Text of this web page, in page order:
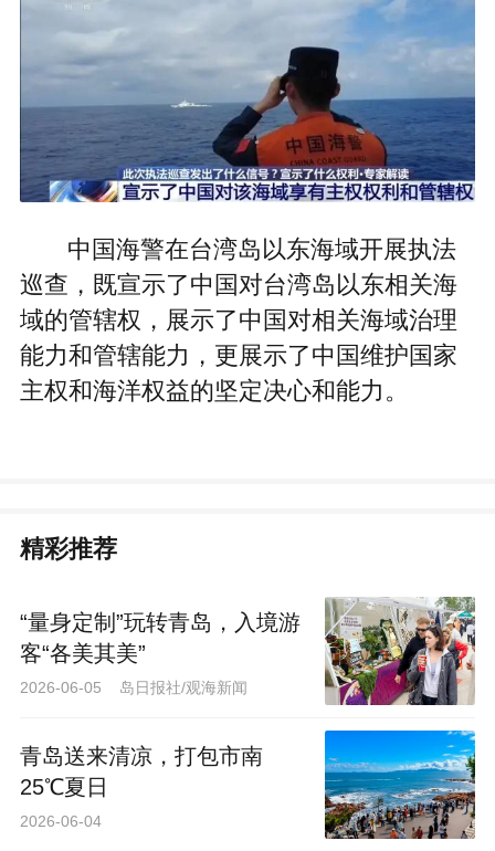
中国海警在台湾岛以东海域开展执法
巡查，既宣示了中国对台湾岛以东相关海
域的管辖权，展示了中国对相关海域治理
能力和管辖能力，更展示了中国维护国家
主权和海洋权益的坚定决心和能力。
精彩推荐
“量身定制”玩转青岛，入境游
客“各美其美”
2026-06-05 岛日报社/观海新闻
青岛送来清凉，打包市南
25℃夏日
2026-06-04